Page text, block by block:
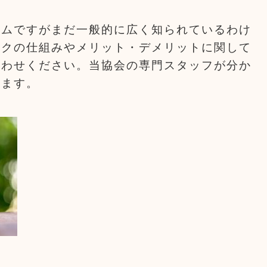
ですがまだ一般的に広く知られているわけ
の仕組みやメリット・デメリットに関して
せください。当協会の専門スタッフが分か
す。